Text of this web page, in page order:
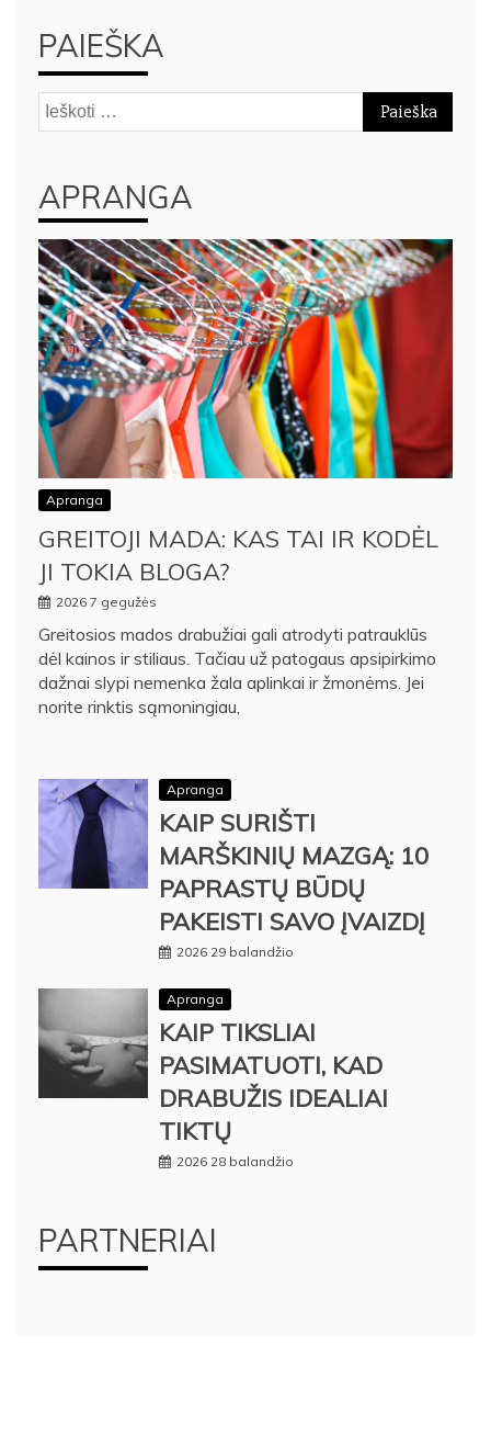
PAIEŠKA
Ieškoti:
APRANGA
Apranga
GREITOJI MADA: KAS TAI IR KODĖL
JI TOKIA BLOGA?
2026 7 gegužės
Greitosios mados drabužiai gali atrodyti patrauklūs
dėl kainos ir stiliaus. Tačiau už patogaus apsipirkimo
dažnai slypi nemenka žala aplinkai ir žmonėms. Jei
norite rinktis sąmoningiau,
Apranga
KAIP SURIŠTI
MARŠKINIŲ MAZGĄ: 10
PAPRASTŲ BŪDŲ
PAKEISTI SAVO ĮVAIZDĮ
2026 29 balandžio
Apranga
KAIP TIKSLIAI
PASIMATUOTI, KAD
DRABUŽIS IDEALIAI
TIKTŲ
2026 28 balandžio
PARTNERIAI